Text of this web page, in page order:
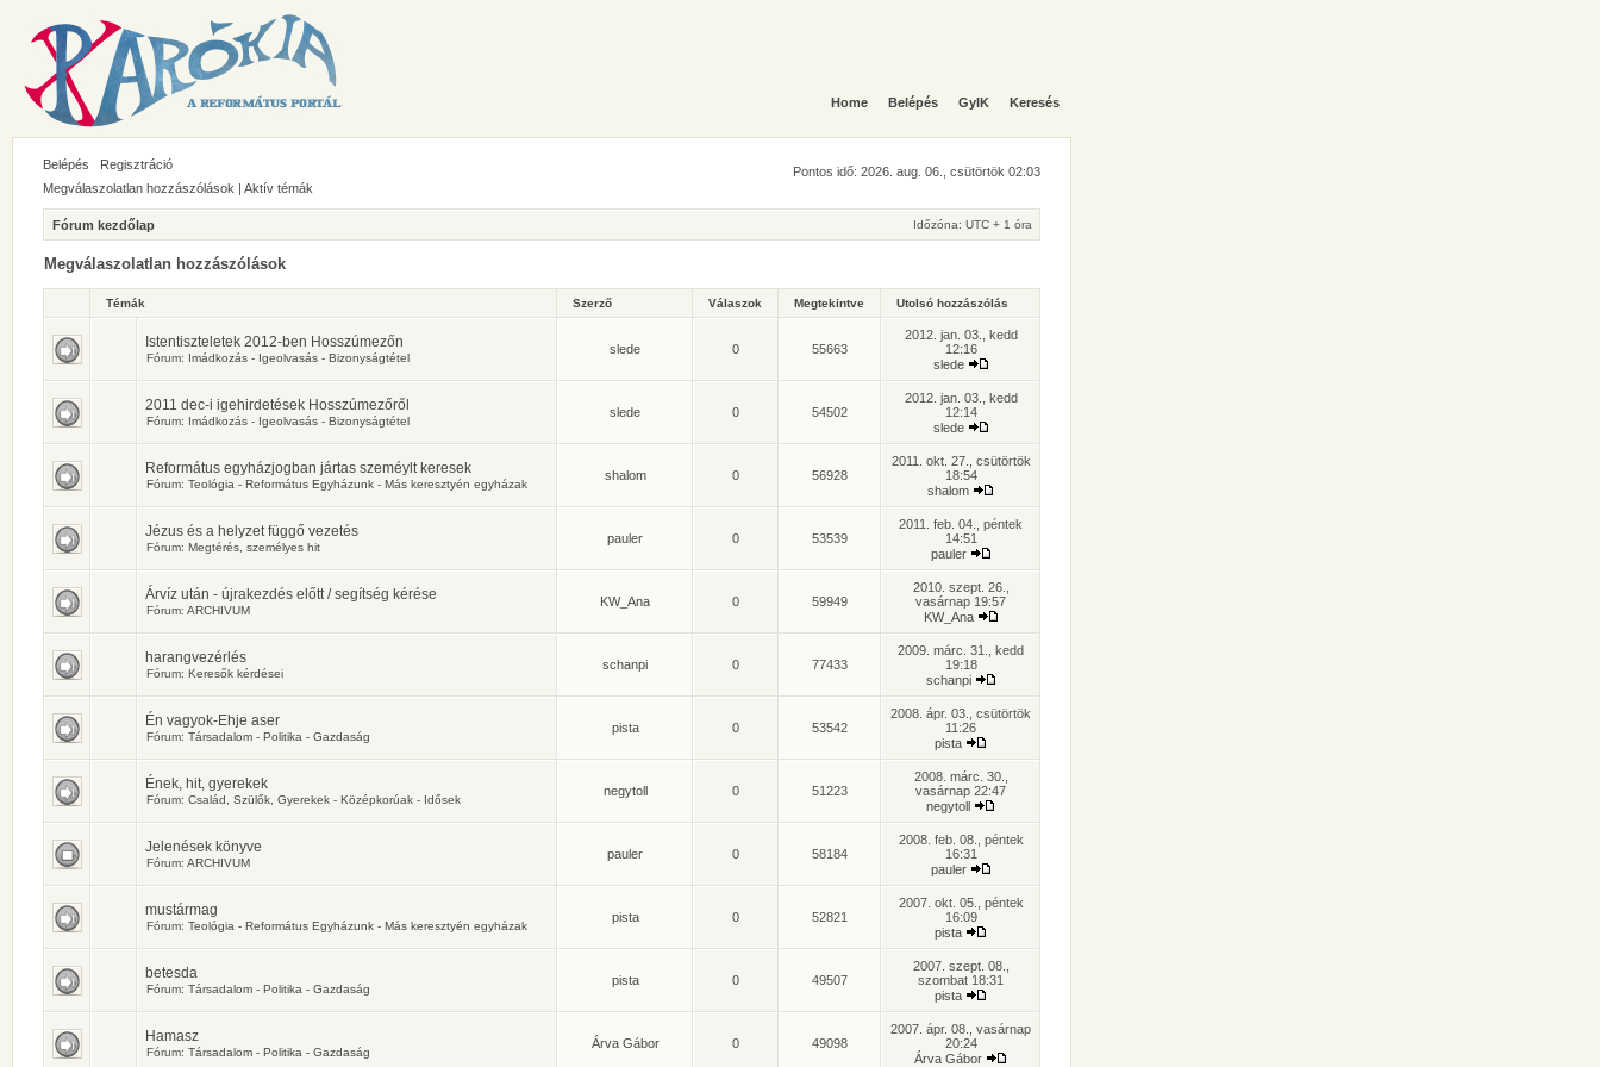
Home Belépés GyIK Keresés
Belépés Regisztráció
Pontos idő: 2026. aug. 06., csütörtök 02:03
Megválaszolatlan hozzászólások | Aktív témák
Fórum kezdőlap Időzóna: UTC + 1 óra
Megválaszolatlan hozzászólások
Témák Szerző Válaszok Megtekintve Utolsó hozzászólás
Istentiszteletek 2012-ben Hosszúmezőn
Fórum: Imádkozás - Igeolvasás - Bizonyságtétel
slede 0 55663
2012. jan. 03., kedd
12:16
slede
2011 dec-i igehirdetések Hosszúmezőről
Fórum: Imádkozás - Igeolvasás - Bizonyságtétel
slede 0 54502
2012. jan. 03., kedd
12:14
slede
Református egyházjogban jártas szeméylt keresek
Fórum: Teológia - Református Egyházunk - Más keresztyén egyházak
shalom 0 56928
2011. okt. 27., csütörtök
18:54
shalom
Jézus és a helyzet függő vezetés
Fórum: Megtérés, személyes hit
pauler 0 53539
2011. feb. 04., péntek
14:51
pauler
Árvíz után - újrakezdés előtt / segítség kérése
Fórum: ARCHIVUM
KW_Ana 0 59949
2010. szept. 26.,
vasárnap 19:57
KW_Ana
harangvezérlés
Fórum: Keresők kérdései
schanpi 0 77433
2009. márc. 31., kedd
19:18
schanpi
Én vagyok-Ehje aser
Fórum: Társadalom - Politika - Gazdaság
pista 0 53542
2008. ápr. 03., csütörtök
11:26
pista
Ének, hit, gyerekek
Fórum: Család, Szülők, Gyerekek - Középkorúak - Idősek
negytoll 0 51223
2008. márc. 30.,
vasárnap 22:47
negytoll
Jelenések könyve
Fórum: ARCHIVUM
pauler 0 58184
2008. feb. 08., péntek
16:31
pauler
mustármag
Fórum: Teológia - Református Egyházunk - Más keresztyén egyházak
pista 0 52821
2007. okt. 05., péntek
16:09
pista
betesda
Fórum: Társadalom - Politika - Gazdaság
pista 0 49507
2007. szept. 08.,
szombat 18:31
pista
Hamasz
Fórum: Társadalom - Politika - Gazdaság
Árva Gábor 0 49098
2007. ápr. 08., vasárnap
20:24
Árva Gábor